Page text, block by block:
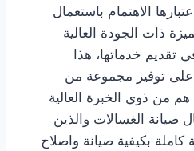
الاهتمام باستعمال
ذات الجودة العالية
تقديم خدماتها، هذا
على توفير مجموعة من
من ذوي الخبرة العالية
صيانة الغسالات والذين
كاملة بكيفية صيانة واصلاح